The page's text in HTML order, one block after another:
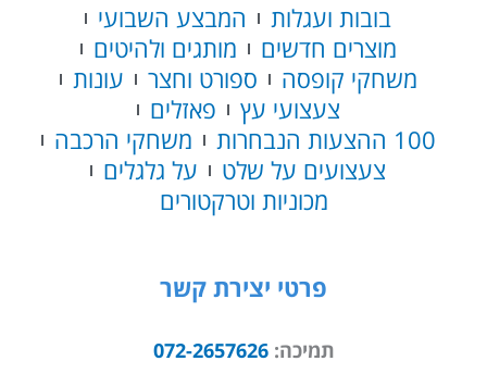
בובות ועגלות
המבצע השבועי
מוצרים חדשים
מותגים ולהיטים
משחקי קופסה
ספורט וחצר
עונות
צעצועי עץ
פאזלים
100 ההצעות הנבחרות
משחקי הרכבה
צעצועים על שלט
על גלגלים
מכוניות וטרקטורים
פרטי יצירת קשר
תמיכה:072-2657626